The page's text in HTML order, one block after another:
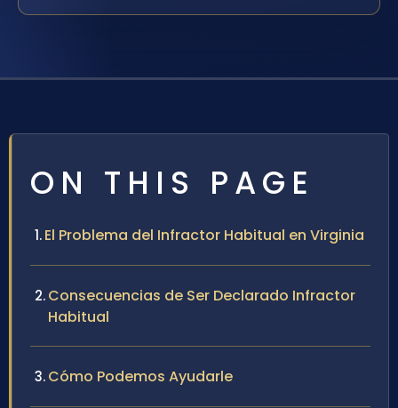
ON THIS PAGE
El Problema del Infractor Habitual en Virginia
Consecuencias de Ser Declarado Infractor
Habitual
Cómo Podemos Ayudarle